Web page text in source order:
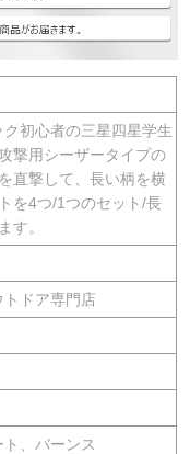
初心者の三星四星学生
撃用シーザータイプの
直撃して、長い柄を横
を4つ/1つのセット/長
す。
ドア専門店
、バーンス